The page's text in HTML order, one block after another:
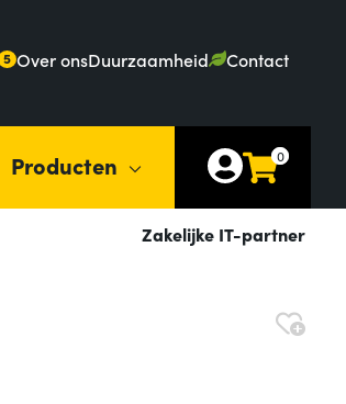
5 Over onsDuurzaamheid Contact
Producten 0
Zakelijke IT-partner